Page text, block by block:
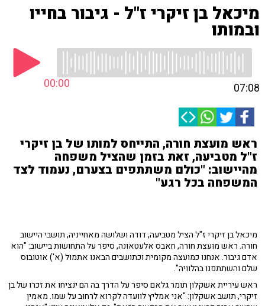
מיכאל בן זיקרי ז"ל - גיבור בחייו
ובמותו
00:00 07:08
ראש מועצת חורה, התייחס למותו של בן זיקרי
ז"ל מטביעה, זאת בזמן שהציל משפחה
מהיישוב: "כולם משתתפים בצערם, נעמוד לצד
המשפחה בכל רגע"
מיכאל בן זיקרי ז"ל הציל מטביעה, דודה ושלושה מאחייניה, תושבי היישוב
חורה. ראש מועצת חורה, חאבס אלעטאונה, סיפר על התחושות ביישוב: "הוא
אדם גיבור. אנחנו כמועצה מקומית וכתושבים הבאנו אתמול (א') אוטובוס
שלם והשתתפנו בהלוויה".
ראש עיריית אשקלון תומר גלאם סיפר על הדרך בה הם ינציחו את זכרו של בן
זיקרי, תושב אשקלון: "אני אמליץ לוועדה לקרוא לרחוב על שמו. מאמין